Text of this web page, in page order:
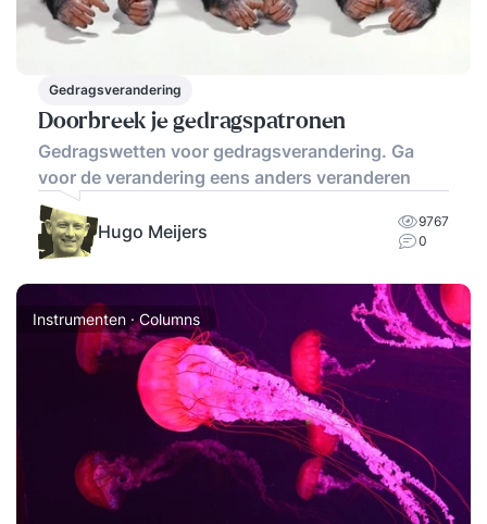
Gedragsverandering
Doorbreek je gedragspatronen
Gedragswetten voor gedragsverandering. Ga
voor de verandering eens anders veranderen
Hugo Meijers
9767
0
Instrumenten · Columns